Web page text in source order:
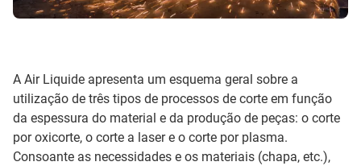
A Air Liquide apresenta um esquema geral sobre a
utilização de três tipos de processos de corte em função
da espessura do material e da produção de peças: o corte
por oxicorte, o corte a laser e o corte por plasma.
Consoante as necessidades e os materiais (chapa, etc.),